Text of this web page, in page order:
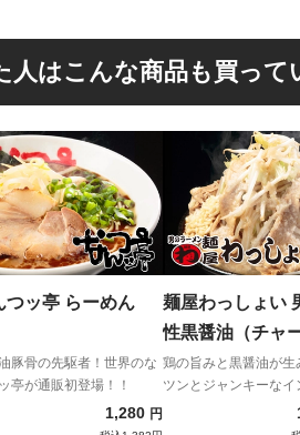
人はこんな商品も買って
つッ亭 らーめん
豚骨の先駆者！世界のな
亭が通販初登場！！
1,280 円
麺屋わっしょい
性黒醤油（チャ
ー付き）
鶏の旨みと黒醤油が生
ツンとジャンキーなイ